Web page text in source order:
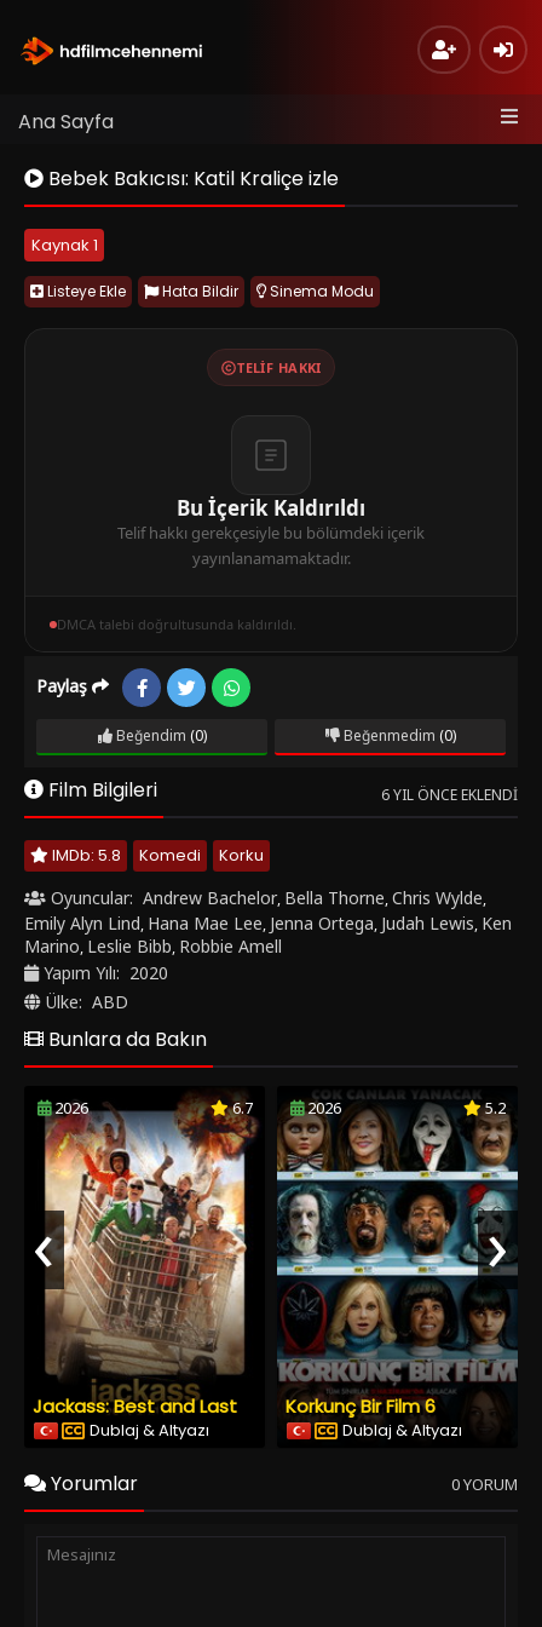
Ana Sayfa
Bebek Bakıcısı: Katil Kraliçe izle
Kaynak 1
Listeye Ekle Hata Bildir Sinema Modu
TELIF HAKKI
Bu İçerik Kaldırıldı
Telif hakkı gerekçesiyle bu bölümdeki içerik
yayınlanamamaktadır.
DMCA talebi doğrultusunda kaldırıldı.
Paylaş
Beğendim (0) Beğenmedim (0)
Film Bilgileri 6 YIL ÖNCE EKLENDI
IMDb: 5.8 Komedi
Korku
Oyuncular: Andrew Bachelor, Bella Thorne,Chris Wylde,
Emily Alyn Lind, Hana Mae Lee, Jenna Ortega, Judah Lewis, Ken
Marino, Leslie Bibb, Robbie Amell
Yapım Yılı: 2020
Ülke: ABD
Bunlara da Bakın
2026 6.7
Jackass: Best and Last
Dublaj & Altyazı
2026 5.2
Korkunç Bir Film 6
Dublaj & Altyazı
‹ ›
Yorumlar 0 YORUM